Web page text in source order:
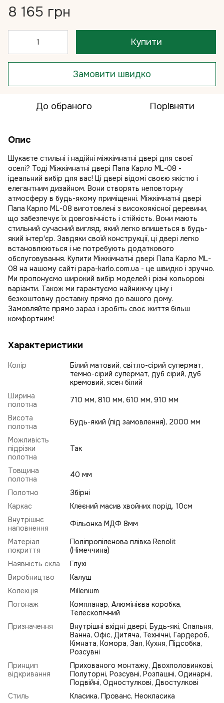
8 165 грн
Купити
Замовити швидко
До обраного Порівняти
Опис
Шукаєте стильні і надійні міжкімнатні двері для своєї
оселі? Тоді Міжкімнатні двері Папа Карло ML-08 -
ідеальний вибір для вас! Ці двері відомі своєю якістю і
елегантним дизайном. Вони створять неповторну
атмосферу в будь-якому приміщенні. Міжкімнатні двері
Папа Карло ML-08 виготовлені з високоякісної деревини,
що забезпечує їх довговічність і стійкість. Вони мають
стильний сучасний вигляд, який легко впишеться в будь-
який інтер'єр. Завдяки своїй конструкції, ці двері легко
встановлюються і не потребують додаткового
обслуговування. Купити Міжкімнатні двері Папа Карло ML-
08 на нашому сайті papa-karlo.com.ua - це швидко і зручно.
Ми пропонуємо широкий вибір моделей і різні кольорові
варіанти. Також ми гарантуємо найнижчу ціну і
безкоштовну доставку прямо до вашого дому.
Замовляйте прямо зараз і зробіть своє життя більш
комфортним!
Характеристики
Колір
Білий матовий, світло-сірий супермат,
темно-сірий супермат, дуб сірий, дуб
кремовий, ясен білий
Ширина
полотна
710 мм, 810 мм, 610 мм, 910 мм
Висота
полотна
Будь-який (під замовлення), 2000 мм
Можливість
підрізки
полотна
Так
Товщина
полотна
40 мм
Полотно
Збірні
Каркас
Клеєний масив хвойних порід, 10см
Внутрішнє
наповнення
Фільонка МДФ 8мм
Матеріал
покриття
Поліпропіленова плівка Renolit
(Німеччина)
Наявність скла
Глухі
Виробництво
Калуш
Колекція
Millenium
Погонаж
Компланар, Алюмінієва коробка,
Телескопічний
Призначення
Внутрішні вхідні двері, Будь-які, Спальня,
Ванна, Офіс, Дитяча, Технічні, Гардероб,
Кімната, Комора, Зал, Кухня, Підсобка,
Розсувні
Принцип
відкривання
Прихованого монтажу, Двохполовинкові,
Полуторні, Розсувні, Розпашні, Одинарні,
Подвійні, Одностулкові, Двостулкові
Стиль
Класика, Прованс, Неокласика